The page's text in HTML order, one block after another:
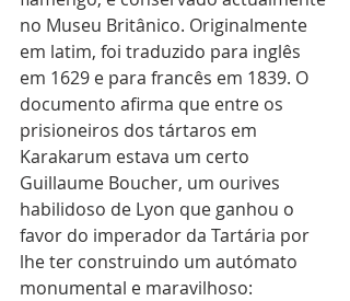
no Museu Britânico. Originalmente
em latim, foi traduzido para inglês
em 1629 e para francês em 1839. O
documento afirma que entre os
prisioneiros dos tártaros em
Karakarum estava um certo
Guillaume Boucher, um ourives
habilidoso de Lyon que ganhou o
favor do imperador da Tartária por
lhe ter construindo um autómato
monumental e maravilhoso: